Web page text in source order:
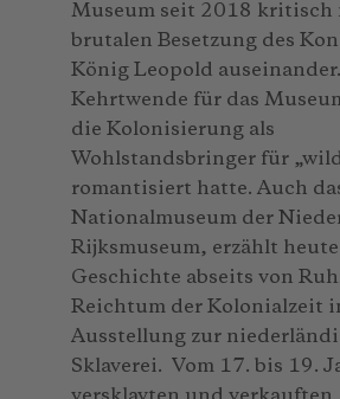
Museum seit 2018 kritisch
brutalen Besetzung des
König Leopold
Kehrtwende für das
die Kolonisierung als
Wohlstandsbringer für
romantisiert hatte. Auch
Nationalmuseum der
Rijksmuseum, erzählt
Geschichte abseits von
Reichtum der Kolonialzeit
Ausstellung zur
Sklaverei. Vom 17. bis 19.